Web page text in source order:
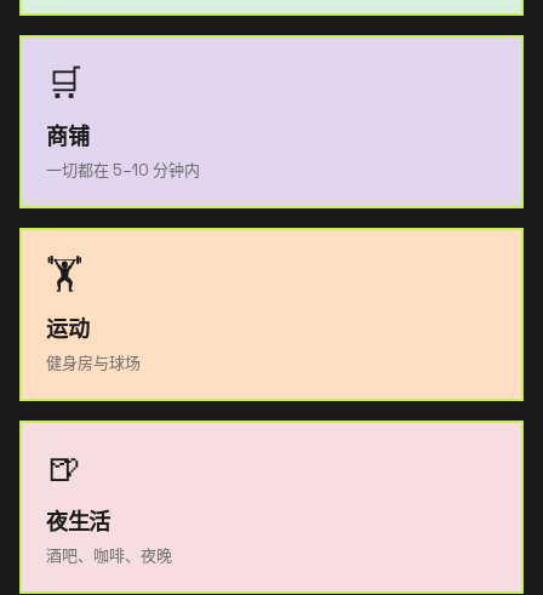
🛒
商铺
一切都在 5–10 分钟内
🏋️
运动
健身房与球场
🍺
夜生活
酒吧、咖啡、夜晚